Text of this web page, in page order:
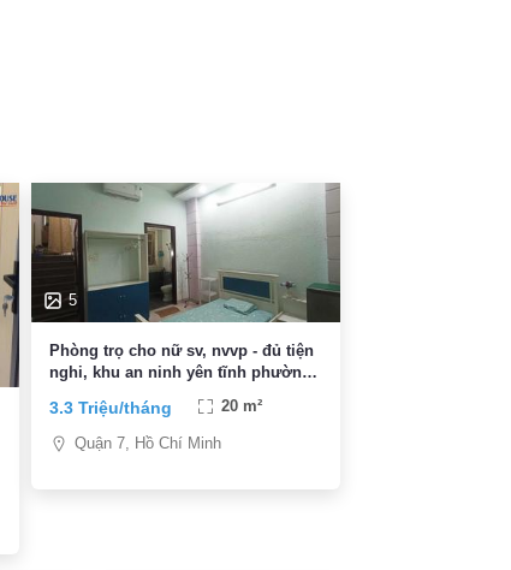
5
Phòng trọ cho nữ sv, nvvp - đủ tiện
nghi, khu an ninh yên tĩnh phường
3.3 Triệu/tháng 20 m²
Quận 7, Hồ Chí Minh